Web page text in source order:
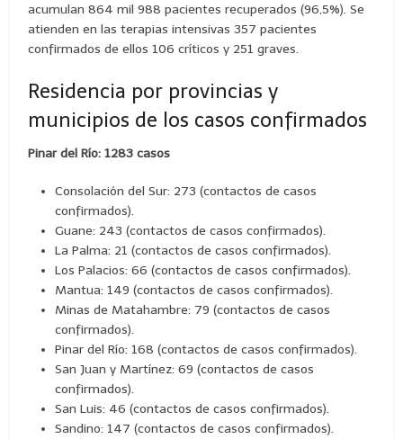
acumulan 864 mil 988 pacientes recuperados (96,5%). Se
atienden en las terapias intensivas 357 pacientes
confirmados de ellos 106 críticos y 251 graves.
Residencia por provincias y
municipios de los casos confirmados
Pinar del Río: 1283 casos
Consolación del Sur: 273 (contactos de casos
confirmados).
Guane: 243 (contactos de casos confirmados).
La Palma: 21 (contactos de casos confirmados).
Los Palacios: 66 (contactos de casos confirmados).
Mantua: 149 (contactos de casos confirmados).
Minas de Matahambre: 79 (contactos de casos
confirmados).
Pinar del Río: 168 (contactos de casos confirmados).
San Juan y Martínez: 69 (contactos de casos
confirmados).
San Luis: 46 (contactos de casos confirmados).
Sandino: 147 (contactos de casos confirmados).